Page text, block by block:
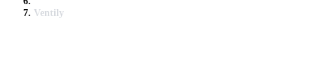
Ventily